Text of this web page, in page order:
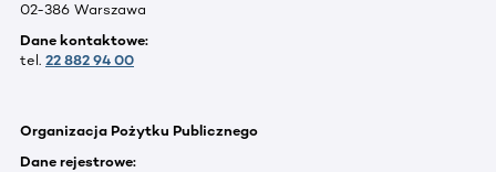
02-386 Warszawa
Dane kontaktowe:
tel. 22 882 94 00
Organizacja Pożytku Publicznego
Dane rejestrowe: